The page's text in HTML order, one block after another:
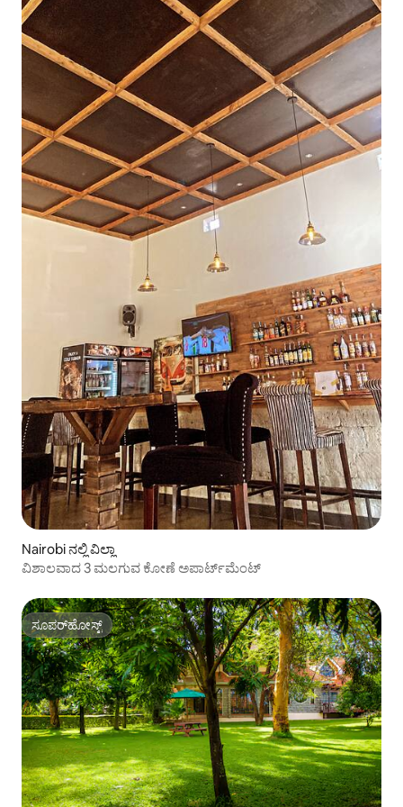
Nairobi ನಲ್ಲಿ ವಿಲ್ಲಾ
ವಿಶಾಲವಾದ 3 ಮಲಗುವ ಕೋಣೆ ಅಪಾರ್ಟ್‌ಮೆಂಟ್
ಸೂಪರ್‌ಹೋಸ್ಟ್
ಸೂಪರ್‌ಹೋಸ್ಟ್